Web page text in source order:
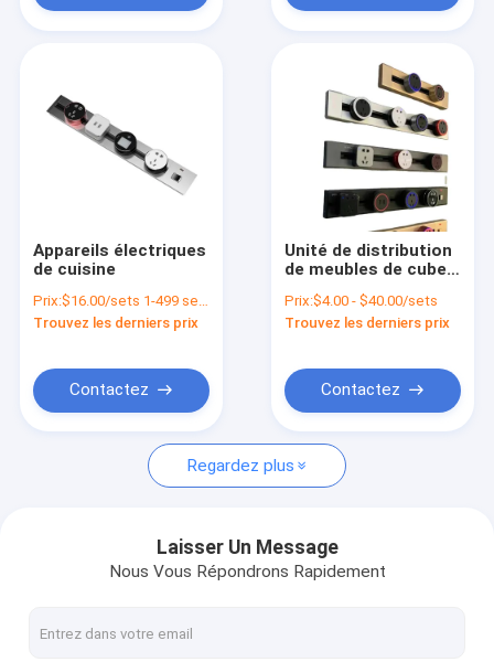
A propos de nous
Visite d'usine
Parlez Maintenant.
Tableaux interactifs
Système de conférence
Moniteur à défilement
Une prise de bureau pop-up
Appareils électriques
de cuisine
Prix:$16.00/sets 1-499 sets
Trouvez les derniers prix
Contactez
Unité de distribution
de meubles de cube
USB CCC système de
suivi de
Prix:$4.00 - $40.00/sets
Trouvez les derniers prix
Contactez
Regardez plus
Laisser Un Message
Nous Vous Répondrons Rapidement